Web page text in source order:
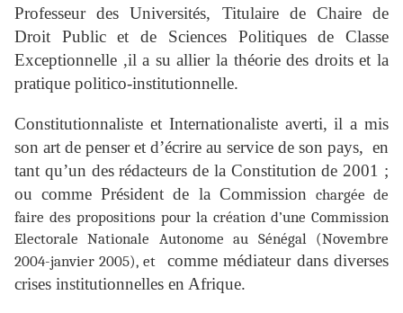
Professeur des Universités, Titulaire de Chaire de
Droit Public et de Sciences Politiques de Classe
Exceptionnelle ,il a su allier la théorie des droits et la
pratique politico-institutionnelle.
Constitutionnaliste et Internationaliste averti, il a mis
son art de penser et d’écrire au service de son pays, en
tant qu’un des rédacteurs de la Constitution de 2001 ;
ou comme Président de la Commission chargée de
faire des propositions pour la création d’une Commission
Electorale Nationale Autonome au Sénégal (Novembre
2004-janvier 2005), etcomme médiateur dans diverses
crises institutionnelles en Afrique.